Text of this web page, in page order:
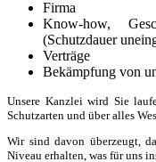
Firma
Know-how,
(Schutzdauer
Verträge
Bekämpfung von
Unsere Kanzlei wird Sie
Schutzarten und über alles
Wir sind davon überzeugt,
Niveau erhalten, was für uns